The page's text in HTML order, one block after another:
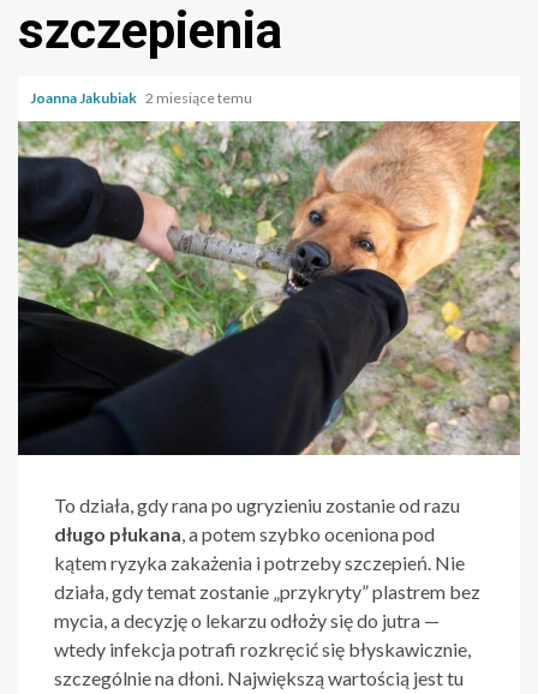
szczepienia
Joanna Jakubiak 2 miesiące temu
To działa, gdy rana po ugryzieniu zostanie od razu
długo płukana, a potem szybko oceniona pod
kątem ryzyka zakażenia i potrzeby szczepień. Nie
działa, gdy temat zostanie „przykryty” plastrem bez
mycia, a decyzję o lekarzu odłoży się do jutra —
wtedy infekcja potrafi rozkręcić się błyskawicznie,
szczególnie na dłoni. Największą wartością jest tu